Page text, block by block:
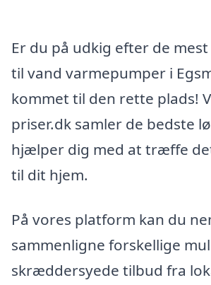
Er du på udkig efter de
til vand varmepumper i
kommet til den rette plads!
priser.dk samler de bedste
hjælper dig med at træffe
til dit hjem.
På vores platform kan du
sammenligne forskellige
skræddersyede tilbud fra